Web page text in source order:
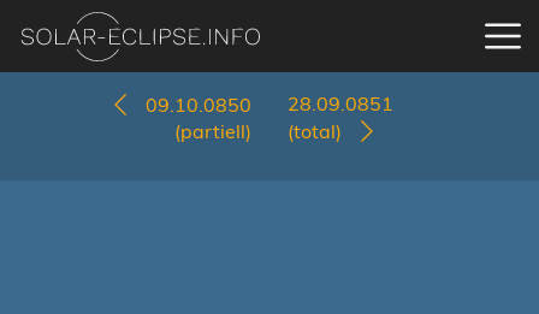
09.10.0850
(partiell)
28.09.0851
(total)